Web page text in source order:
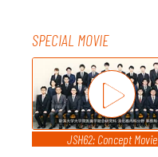
SPECIAL MOVIE
JSH62: Concept Movie